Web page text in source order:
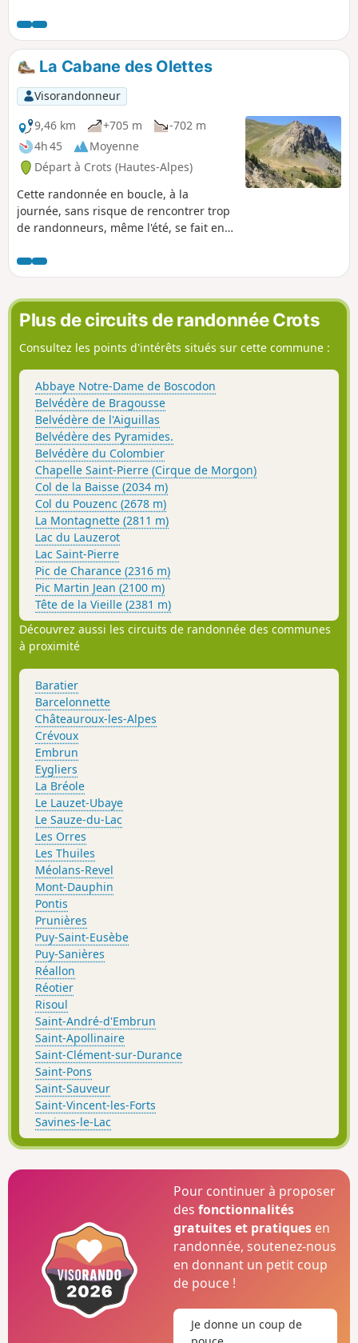
oublier le Col de la Rousse et ses alpages et
le Pic de Charance et sa vue sur le cirque de
Morgon.Une alternative à l'ascension très
fréquentée du Grand Morgon. Ici on pourra
voir marmottes et chamois (pour les plus
observateurs).
La Cabane des Olettes
Visorandonneur
9,46 km
+705 m
-702 m
4h 45
Moyenne
Départ à Crots (Hautes-Alpes)
Cette randonnée en boucle, à la
journée, sans risque de rencontrer trop
de randonneurs, même l'été, se fait en
permettant de côtoyer quelques
sommets au Sud du Lac de Serre-
Ponçon, dont le Pouzenc 2898m.
Plus de circuits de randonnée Crots
Consultez les points d'intérêts situés sur cette commune :
Abbaye Notre-Dame de Boscodon
Belvédère de Bragousse
Belvédère de l'Aiguillas
Belvédère des Pyramides.
Belvédère du Colombier
Chapelle Saint-Pierre (Cirque de Morgon)
Col de la Baisse (2034 m)
Col du Pouzenc (2678 m)
La Montagnette (2811 m)
Lac du Lauzerot
Lac Saint-Pierre
Pic de Charance (2316 m)
Pic Martin Jean (2100 m)
Tête de la Vieille (2381 m)
Découvrez aussi les circuits de randonnée des communes
à proximité
Baratier
Barcelonnette
Châteauroux-les-Alpes
Crévoux
Embrun
Eygliers
La Bréole
Le Lauzet-Ubaye
Le Sauze-du-Lac
Les Orres
Les Thuiles
Méolans-Revel
Mont-Dauphin
Pontis
Prunières
Puy-Saint-Eusèbe
Puy-Sanières
Réallon
Réotier
Risoul
Saint-André-d'Embrun
Saint-Apollinaire
Saint-Clément-sur-Durance
Saint-Pons
Saint-Sauveur
Saint-Vincent-les-Forts
Savines-le-Lac
Pour continuer à proposer
desfonctionnalités
gratuites et pratiques en
randonnée, soutenez-nous
en donnant un petit coup
de pouce !
Je donne un coup de